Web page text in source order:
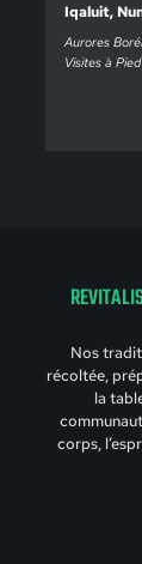
Iqaluit,
Aurores
Visites à Pied
Nos
récoltée,
la
corps,